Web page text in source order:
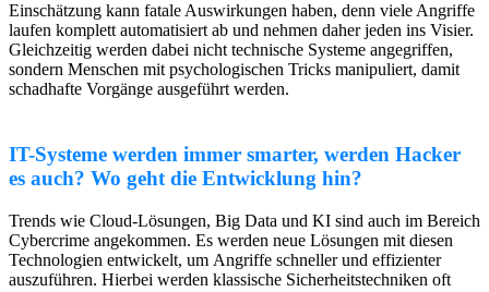
Einschätzung kann fatale Auswirkungen haben, denn viele Angriffe
laufen komplett automatisiert ab und nehmen daher jeden ins Visier.
Gleichzeitig werden dabei nicht technische Systeme angegriffen,
sondern Menschen mit psychologischen Tricks manipuliert, damit
schadhafte Vorgänge ausgeführt werden.
IT-Systeme werden immer smarter, werden Hacker
es auch? Wo geht die Entwicklung hin?
Trends wie Cloud-Lösungen, Big Data und KI sind auch im Bereich
Cybercrime angekommen. Es werden neue Lösungen mit diesen
Technologien entwickelt, um Angriffe schneller und effizienter
auszuführen. Hierbei werden klassische Sicherheitstechniken oft